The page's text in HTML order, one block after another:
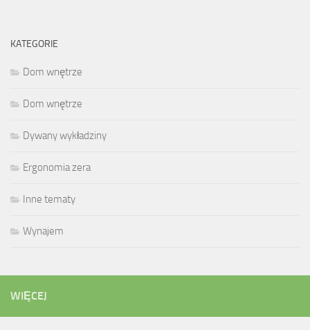
KATEGORIE
Dom wnętrze
Dom wnętrze
Dywany wykładziny
Ergonomia zera
Inne tematy
Wynajem
WIĘCEJ